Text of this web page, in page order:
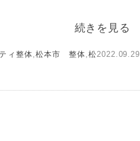
続きを見る
2022.09.29
ィ整体,松本市 整体,松